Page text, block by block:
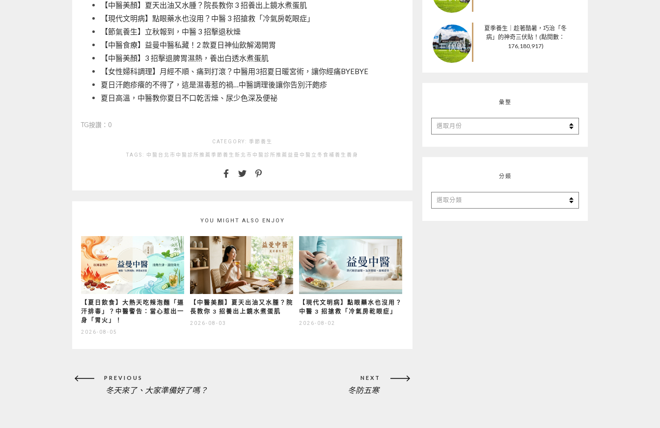
【中醫美顏】夏天出油又水腫？院長教你 3 招養出上鏡水煮蛋肌
【現代文明病】點眼藥水也沒用？中醫 3 招搶救「冷氣房乾眼症」
【節氣養生】立秋報到，中醫 3 招擊退秋燥
【中醫食療】益曼中醫私藏！2 款夏日神仙飲解渴開胃
【中醫美顏】3 招擊退脾胃濕熱，養出白透水煮蛋肌
【女性婦科調理】月經不順、痛到打滾？中醫用3招夏日暖宮術，讓你經痛BYEBYE
夏日汗皰疹癢的不得了，這是濕毒惹的禍…中醫調理後讓你告別汗皰疹
夏日高溫，中醫教你夏日不口乾舌燥、尿少色深及便祕
TG按讚：0
CATEGORY: 季節養生
TAGS: 中醫 台北市中醫診所推薦 季節養生 新北市中醫診所推薦 益曼中醫 立冬 食補 養生 養身
YOU MIGHT ALSO ENJOY
【夏日飲食】大熱天吃辣泡麵「逼
汗排毒」？中醫警告：當心惹出一
身「胃火」！
2026-08-05
【中醫美顏】夏天出油又水腫？院
長教你 3 招養出上鏡水煮蛋肌
2026-08-03
【現代文明病】點眼藥水也沒用？
中醫 3 招搶救「冷氣房乾眼症」
2026-08-02
章
PREVIOUS
PREVIOUS冬天來了、大家準備好了嗎？
NEXT
冬防五寒
夏季養生｜趁著酷暑，巧治「冬
病」的神奇三伏貼！(點閱數：
176,180,917)
彙整
彙
整
分類
分
類